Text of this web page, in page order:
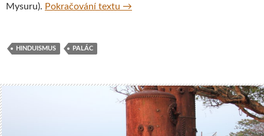
Mysuru). Pokračování textu Mahárádžův palác v Mysore, Indie
→
HINDUISMUS PALÁC